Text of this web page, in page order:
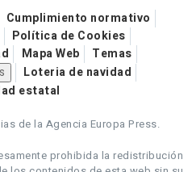
Cumplimiento normativo
Política de Cookies
Mapa Web
Temas
Loteria de navidad
estatal
de la Agencia Europa Press.
prohibida la redistribución